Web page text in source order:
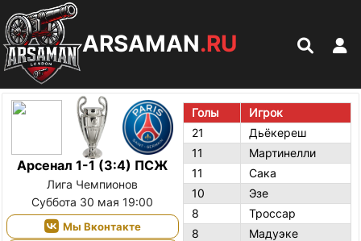
ARSAMAN.RU
Арсенал 1-1 (3:4) ПСЖ
Лига Чемпионов
Суббота 30 мая 19:00
Мы Вконтакте
Голы
Игрок
21
Дьёкереш
11
Мартинелли
11
Сака
10
Эзе
8
Троссар
8
Мадуэке